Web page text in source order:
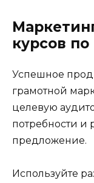
курсов
Успешное
грамотной
целевую
потребности и
предложение.
Используйте